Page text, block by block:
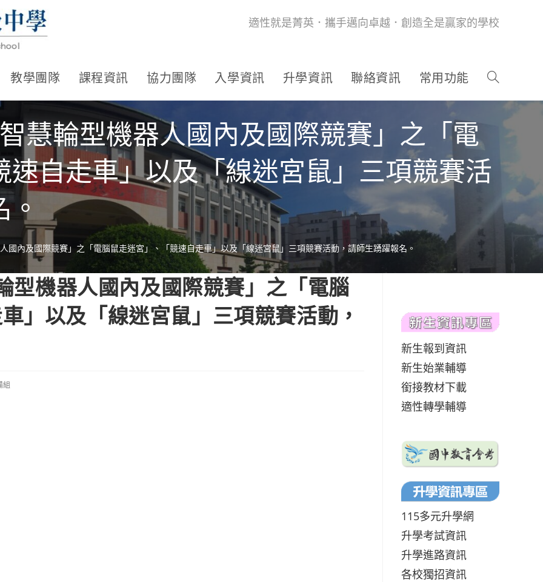
適性就是菁英．攜手邁向卓越．創造全是贏家的學校
教學團隊 課程資訊 協力團隊 入學資訊 升學資訊 聯絡資訊 常用功能
慧輪型機器人國內及國際競賽」之「電
自走車」以及「線迷宮鼠」三項競賽活
國內及國際競賽」之「電腦鼠走迷宮」、「競速自走車」以及「線迷宮鼠」三項競賽活動，請師生踴躍報名。
型機器人國內及國際競賽」之「電腦
」以及「線迷宮鼠」三項競賽活動，
組
新生報到資訊
新生始業輔導
銜接教材下載
適性轉學輔導
115多元升學網
升學考試資訊
升學進路資訊
各校獨招資訊